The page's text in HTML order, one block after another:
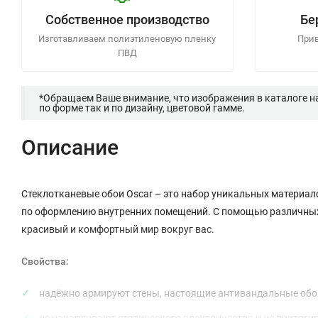
Собственное производство
Изготавливаем полиэтиленовую пленку
ПВД
*Обращаем Ваше внимание, что изображения в каталоге
по форме так и по дизайну, цветовой гамме.
Описание
Стеклотканевые обои Oscar – это набор уникальных
по оформлению внутренних помещений. С помощью
красивый и комфортный мир вокруг вас.
Свойства:
надёжно армируют стены, настоящие антивандальные